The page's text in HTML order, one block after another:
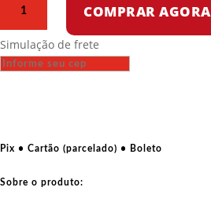
-
Marx,
quantidade
COMPRAR AGORA
Simulação de frete
Pix • Cartão (parcelado) • Boleto
Sobre o produto: